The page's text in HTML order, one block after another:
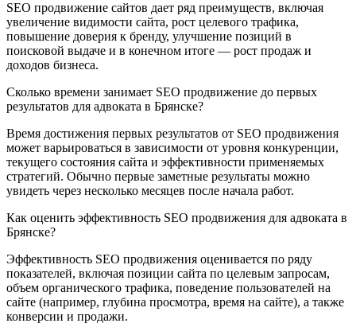
SEO продвижение сайтов дает ряд преимуществ, включая
увеличение видимости сайта, рост целевого трафика,
повышение доверия к бренду, улучшение позиций в
поисковой выдаче и в конечном итоге — рост продаж и
доходов бизнеса.
Сколько времени занимает SEO продвижение до первых
результатов для адвоката в Брянске?
Время достижения первых результатов от SEO продвижения
может варьироваться в зависимости от уровня конкуренции,
текущего состояния сайта и эффективности применяемых
стратегий. Обычно первые заметные результаты можно
увидеть через несколько месяцев после начала работ.
Как оценить эффективность SEO продвижения для адвоката в
Брянске?
Эффективность SEO продвижения оценивается по ряду
показателей, включая позиции сайта по целевым запросам,
объем органического трафика, поведение пользователей на
сайте (например, глубина просмотра, время на сайте), а также
конверсии и продажи.